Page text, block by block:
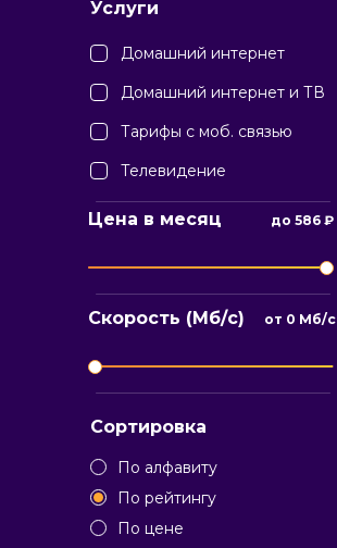
ТТК
Билайн
Услуги
Домашний интернет
Домашний интернет и ТВ
Тарифы с моб. связью
Телевидение
Цена в месяц до 586 ₽
Скорость (Мб/с) от 0 Мб/с
Сортировка
По алфавиту
По рейтингу
По цене